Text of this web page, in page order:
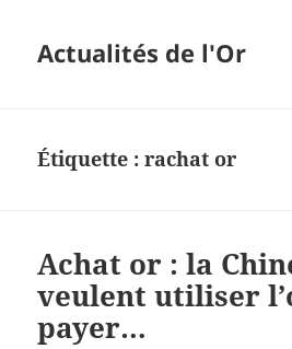
Actualités de l'Or
Étiquette :rachat or
Achat or : la
veulent utiliser
payer…